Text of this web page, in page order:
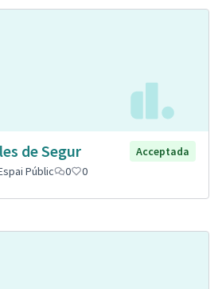
de Segur
Acceptada
Públic 0 0